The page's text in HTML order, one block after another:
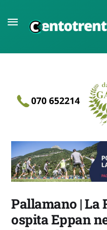
Pallamano | La
ospita Eppan